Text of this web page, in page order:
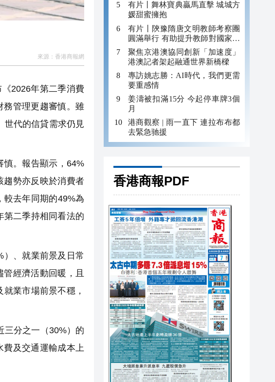
來源： 香港商報網
2026年第二季消費
務管理更趨審慎。雖
世代的信貸需求仍見
慎。報告顯示，64%
趨勢亦反映於消費者
較去年同期的49%為
第二季持相同看法的
、就業前景及日常
經濟活動回暖，且
業市場前景不穩，
分之一（30%）的
及交通運輸成本上
有片丨舞林寶典贏馬直擊 城城方
媛甜蜜擁抱
有片丨陝豫隋唐文明教師考察團
圓滿舉行 有助提升教師對國家的
認識
聚焦京港澳協同創新「加速度」
港澳記者架起融通世界新橋樑
專訪姚志勝：AI時代，我們更需
要重感情
姜濤被扣滿15分 今起停車牌3個
月
港商觀察 | 雨一直下 連拉布布都
去緊急驰援
香港商報PDF